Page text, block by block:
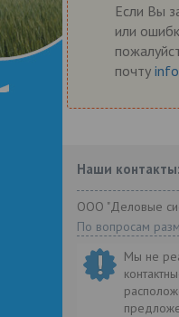
Если Вы
или
почту
Наши контакты:
ООО "Деловые
По вопросам
Мы не